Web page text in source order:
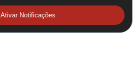
Ativar Notificações